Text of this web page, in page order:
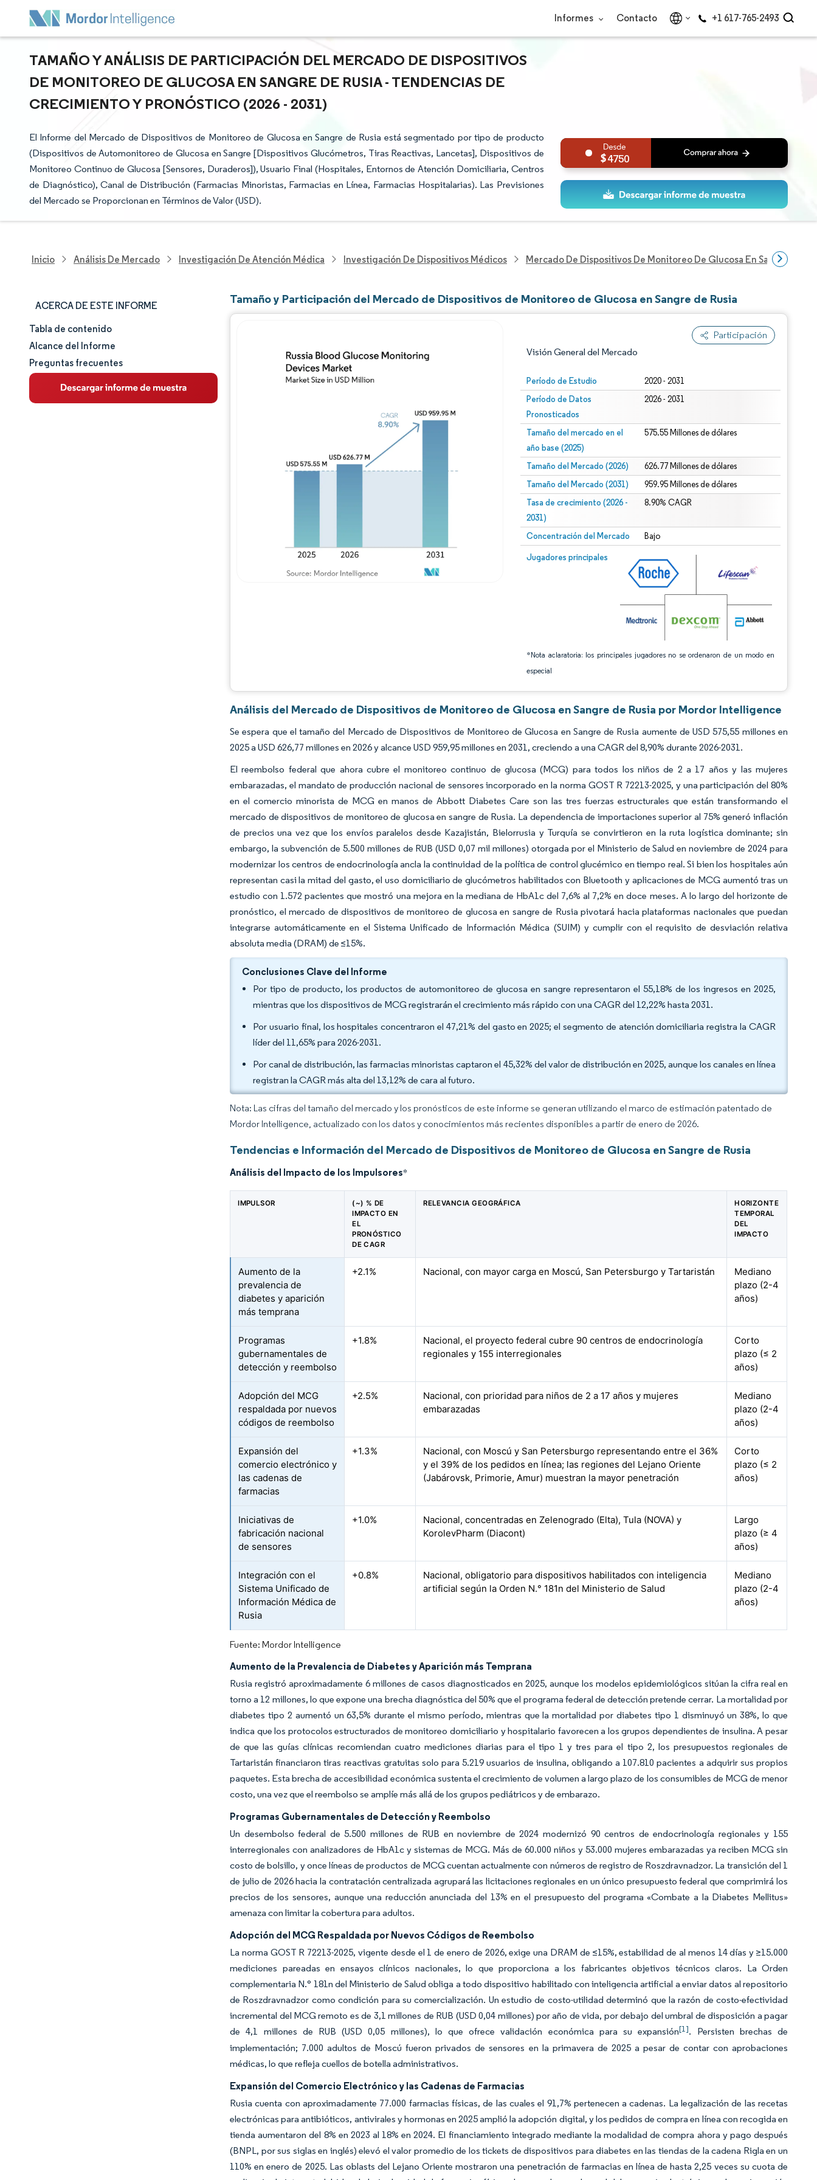
Informes Contacto +1 617-765-2493
TAMAÑO Y ANÁLISIS DE PARTICIPACIÓN DEL MERCADO DE DISPOSITIVOS
DE MONITOREO DE GLUCOSA EN SANGRE DE RUSIA - TENDENCIAS DE
CRECIMIENTO Y PRONÓSTICO (2026 - 2031)
El Informe del Mercado de Dispositivos de Monitoreo de Glucosa en Sangre de Rusia está segmentado por tipo de producto
(Dispositivos de Automonitoreo de Glucosa en Sangre [Dispositivos Glucómetros, Tiras Reactivas, Lancetas], Dispositivos de
Monitoreo Continuo de Glucosa [Sensores, Duraderos]), Usuario Final (Hospitales, Entornos de Atención Domiciliaria, Centros
de Diagnóstico), Canal de Distribución (Farmacias Minoristas, Farmacias en Línea, Farmacias Hospitalarias). Las Previsiones
del Mercado se Proporcionan en Términos de Valor (USD).
4750
Inicio Análisis De Mercado Investigación De Atención Médica Investigación De Dispositivos Médicos Mercado De Dispositivos De Monitoreo De Glucosa En Sangre De
ACERCA DE ESTE INFORME
Tamaño y cuota de mercado
Análisis de mercado
Tendencias e ideas
Tabla de contenido
Alcance del Informe
Preguntas frecuentes
Tamaño y Participación del Mercado de Dispositivos de Monitoreo de Glucosa en Sangre de Rusia
Participación
Visión General del Mercado
Período de Estudio 2020 - 2031
Período de Datos
Pronosticados
2026 - 2031
Tamaño del mercado en el
año base (2025)
575.55 Millones de dólares
Tamaño del Mercado (2026) 626.77 Millones de dólares
Tamaño del Mercado (2031) 959.95 Millones de dólares
Tasa de crecimiento (2026 -
2031)
8.90% CAGR
Concentración del Mercado Bajo
Jugadores principales
*Nota aclaratoria: los principales jugadores no se ordenaron de un modo en
especial
Imagen © Mordor Intelligence. El uso requiere atribución según CC BY 4.0.
Imagen © Mordor Intelligence. El uso requiere atribución según CC BY 4.0.
Análisis del Mercado de Dispositivos de Monitoreo de Glucosa en Sangre de Rusia por Mordor Intelligence
Se espera que el tamaño del Mercado de Dispositivos de Monitoreo de Glucosa en Sangre de Rusia aumente de USD 575,55 millones en
2025 a USD 626,77 millones en 2026 y alcance USD 959,95 millones en 2031, creciendo a una CAGR del 8,90% durante 2026-2031.
El reembolso federal que ahora cubre el monitoreo continuo de glucosa (MCG) para todos los niños de 2 a 17 años y las mujeres
embarazadas, el mandato de producción nacional de sensores incorporado en la norma GOST R 72213-2025, y una participación del 80%
en el comercio minorista de MCG en manos de Abbott Diabetes Care son las tres fuerzas estructurales que están transformando el
mercado de dispositivos de monitoreo de glucosa en sangre de Rusia. La dependencia de importaciones superior al 75% generó inflación
de precios una vez que los envíos paralelos desde Kazajistán, Bielorrusia y Turquía se convirtieron en la ruta logística dominante; sin
embargo, la subvención de 5.500 millones de RUB (USD 0,07 mil millones) otorgada por el Ministerio de Salud en noviembre de 2024 para
modernizar los centros de endocrinología ancla la continuidad de la política de control glucémico en tiempo real. Si bien los hospitales aún
representan casi la mitad del gasto, el uso domiciliario de glucómetros habilitados con Bluetooth y aplicaciones de MCG aumentó tras un
estudio con 1.572 pacientes que mostró una mejora en la mediana de HbA1c del 7,6% al 7,2% en doce meses. A lo largo del horizonte de
pronóstico, el mercado de dispositivos de monitoreo de glucosa en sangre de Rusia pivotará hacia plataformas nacionales que puedan
integrarse automáticamente en el Sistema Unificado de Información Médica (SUIM) y cumplir con el requisito de desviación relativa
absoluta media (DRAM) de ≤15%.
Conclusiones Clave del Informe
Por tipo de producto, los productos de automonitoreo de glucosa en sangre representaron el 55,18% de los ingresos en 2025,
mientras que los dispositivos de MCG registrarán el crecimiento más rápido con una CAGR del 12,22% hasta 2031.
Por usuario final, los hospitales concentraron el 47,21% del gasto en 2025; el segmento de atención domiciliaria registra la CAGR
líder del 11,65% para 2026-2031.
Por canal de distribución, las farmacias minoristas captaron el 45,32% del valor de distribución en 2025, aunque los canales en línea
registran la CAGR más alta del 13,12% de cara al futuro.
Nota: Las cifras del tamaño del mercado y los pronósticos de este informe se generan utilizando el marco de estimación patentado de
Mordor Intelligence, actualizado con los datos y conocimientos más recientes disponibles a partir de enero de 2026.
Tendencias e Información del Mercado de Dispositivos de Monitoreo de Glucosa en Sangre de Rusia
Análisis del Impacto de los Impulsores*
IMPULSOR
(~) % DE
IMPACTO EN
EL
PRONÓSTICO
DE CAGR
RELEVANCIA GEOGRÁFICA
HORIZONTE
TEMPORAL
DEL
IMPACTO
Aumento de la
prevalencia de
diabetes y aparición
más temprana
+2.1% Nacional, con mayor carga en Moscú, San Petersburgo y Tartaristán
Mediano
plazo (2-4
años)
Programas
gubernamentales de
detección y reembolso
+1.8%
Nacional, el proyecto federal cubre 90 centros de endocrinología
regionales y 155 interregionales
Corto
plazo (≤ 2
años)
Adopción del MCG
respaldada por nuevos
códigos de reembolso
+2.5%
Nacional, con prioridad para niños de 2 a 17 años y mujeres
embarazadas
Mediano
plazo (2-4
años)
Expansión del
comercio electrónico y
las cadenas de
farmacias
+1.3%
Nacional, con Moscú y San Petersburgo representando entre el 36%
y el 39% de los pedidos en línea; las regiones del Lejano Oriente
(Jabárovsk, Primorie, Amur) muestran la mayor penetración
Corto
plazo (≤ 2
años)
Iniciativas de
fabricación nacional
de sensores
+1.0%
Nacional, concentradas en Zelenogrado (Elta), Tula (NOVA) y
KorolevPharm (Diacont)
Largo
plazo (≥ 4
años)
Integración con el
Sistema Unificado de
Información Médica de
Rusia
+0.8%
Nacional, obligatorio para dispositivos habilitados con inteligencia
artificial según la Orden N.° 181n del Ministerio de Salud
Mediano
plazo (2-4
años)
Fuente: Mordor Intelligence
Aumento de la Prevalencia de Diabetes y Aparición más Temprana
Rusia registró aproximadamente 6 millones de casos diagnosticados en 2025, aunque los modelos epidemiológicos sitúan la cifra real en
torno a 12 millones, lo que expone una brecha diagnóstica del 50% que el programa federal de detección pretende cerrar. La mortalidad por
diabetes tipo 2 aumentó un 63,5% durante el mismo período, mientras que la mortalidad por diabetes tipo 1 disminuyó un 38%, lo que
indica que los protocolos estructurados de monitoreo domiciliario y hospitalario favorecen a los grupos dependientes de insulina. A pesar
de que las guías clínicas recomiendan cuatro mediciones diarias para el tipo 1 y tres para el tipo 2, los presupuestos regionales de
Tartaristán financiaron tiras reactivas gratuitas solo para 5.219 usuarios de insulina, obligando a 107.810 pacientes a adquirir sus propios
paquetes. Esta brecha de accesibilidad económica sustenta el crecimiento de volumen a largo plazo de los consumibles de MCG de menor
costo, una vez que el reembolso se amplíe más allá de los grupos pediátricos y de embarazo.
Programas Gubernamentales de Detección y Reembolso
Un desembolso federal de 5.500 millones de RUB en noviembre de 2024 modernizó 90 centros de endocrinología regionales y 155
interregionales con analizadores de HbA1c y sistemas de MCG. Más de 60.000 niños y 53.000 mujeres embarazadas ya reciben MCG sin
costo de bolsillo, y once líneas de productos de MCG cuentan actualmente con números de registro de Roszdravnadzor. La transición del 1
de julio de 2026 hacia la contratación centralizada agrupará las licitaciones regionales en un único presupuesto federal que comprimirá los
precios de los sensores, aunque una reducción anunciada del 13% en el presupuesto del programa «Combate a la Diabetes Mellitus»
amenaza con limitar la cobertura para adultos.
Adopción del MCG Respaldada por Nuevos Códigos de Reembolso
La norma GOST R 72213-2025, vigente desde el 1 de enero de 2026, exige una DRAM de ≤15%, estabilidad de al menos 14 días y ≥15.000
mediciones pareadas en ensayos clínicos nacionales, lo que proporciona a los fabricantes objetivos técnicos claros. La Orden
complementaria N.° 181n del Ministerio de Salud obliga a todo dispositivo habilitado con inteligencia artificial a enviar datos al repositorio
de Roszdravnadzor como condición para su comercialización. Un estudio de costo-utilidad determinó que la razón de costo-efectividad
incremental del MCG remoto es de 3,1 millones de RUB (USD 0,04 millones) por año de vida, por debajo del umbral de disposición a pagar
de 4,1 millones de RUB (USD 0,05 millones), lo que ofrece validación económica para su expansión[1]. Persisten brechas de
implementación; 7.000 adultos de Moscú fueron privados de sensores en la primavera de 2025 a pesar de contar con aprobaciones
médicas, lo que refleja cuellos de botella administrativos.
Expansión del Comercio Electrónico y las Cadenas de Farmacias
Rusia cuenta con aproximadamente 77.000 farmacias físicas, de las cuales el 91,7% pertenecen a cadenas. La legalización de las recetas
electrónicas para antibióticos, antivirales y hormonas en 2025 amplió la adopción digital, y los pedidos de compra en línea con recogida en
tienda aumentaron del 8% en 2023 al 18% en 2024. El financiamiento integrado mediante la modalidad de compra ahora y pago después
(BNPL, por sus siglas en inglés) elevó el valor promedio de los tickets de dispositivos para diabetes en las tiendas de la cadena Rigla en un
110% en enero de 2025. Las oblasts del Lejano Oriente mostraron una penetración de farmacias en línea de hasta 2,25 veces su cuota de